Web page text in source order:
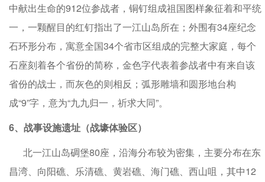
中献出生命的912位参战者，铜钉组成祖国图样象征着和平统
一，一颗醒目的红钉指出了一江山岛所在；外围有34座纪念
石环形分布，寓意全国34个省市区组成的完整大家庭，每个
石座刻着各个省份的简称，金色字代表着参战者中有来自该
省份的战士，而灰色的则相反；弧形雕墙和圆形地台构
成“9”字，意为“九九归一，祈求大同”。
6、战事设施遗址（战壕体验区）
北一江山岛碉堡80座，沿海分布较为密集，主要分布在东
昌湾、向阳礁、乐清礁、黄岩礁、海门礁、西山咀，其中12